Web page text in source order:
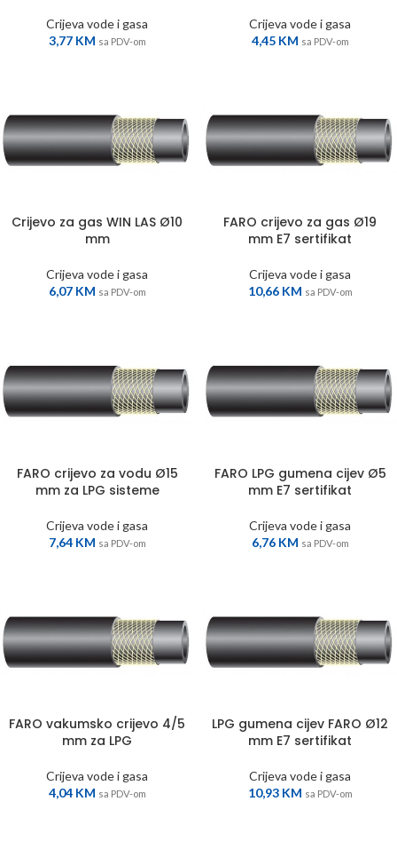
Crijeva vode i gasa
3,77 KM sa PDV-om
Crijeva vode i gasa
4,45 KM sa PDV-om
Crijevo za gas WIN LAS Ø10
mm
Crijeva vode i gasa
6,07 KM sa PDV-om
FARO crijevo za gas Ø19
mm E7 sertifikat
Crijeva vode i gasa
10,66 KM sa PDV-om
FARO crijevo za vodu Ø15
mm za LPG sisteme
Crijeva vode i gasa
7,64 KM sa PDV-om
FARO LPG gumena cijev Ø5
mm E7 sertifikat
Crijeva vode i gasa
6,76 KM sa PDV-om
FARO vakumsko crijevo 4/5
mm za LPG
Crijeva vode i gasa
4,04 KM sa PDV-om
LPG gumena cijev FARO Ø12
mm E7 sertifikat
Crijeva vode i gasa
10,93 KM sa PDV-om